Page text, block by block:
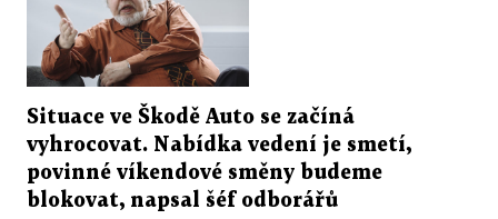
Situace ve Škodě Auto se začíná
vyhrocovat. Nabídka vedení je smetí,
povinné víkendové směny budeme
blokovat, napsal šéf odborářů